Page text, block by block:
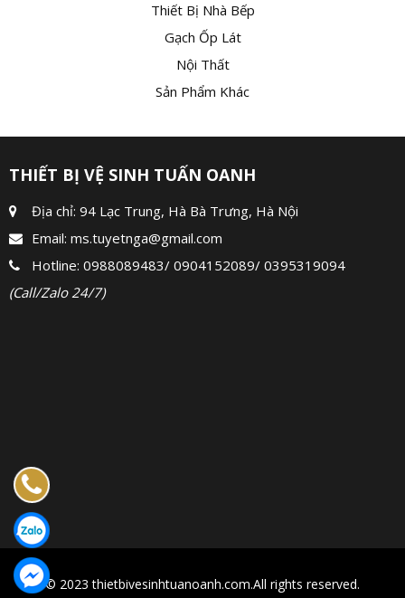
Thiết Bị Nhà Bếp
Gạch Ốp Lát
Nội Thất
Sản Phẩm Khác
THIẾT BỊ VỆ SINH TUẤN OANH
Địa chỉ: 94 Lạc Trung, Hà Bà Trưng, Hà Nội
Email: ms.tuyetnga@gmail.com
Hotline: 0988089483/ 0904152089/ 0395319094
(Call/Zalo 24/7)
© 2023 thietbivesinhtuanoanh.com.All rights reserved.